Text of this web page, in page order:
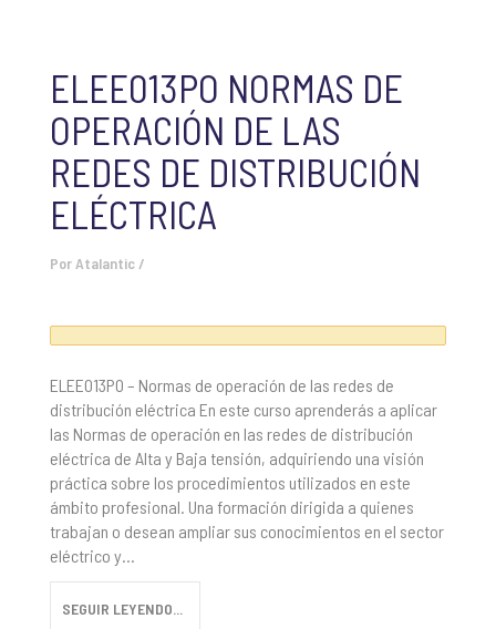
ELEE013PO NORMAS DE
OPERACIÓN DE LAS
REDES DE DISTRIBUCIÓN
ELÉCTRICA
Por Atalantic /
ELEE013PO – Normas de operación de las redes de
distribución eléctrica En este curso aprenderás a aplicar
las Normas de operación en las redes de distribución
eléctrica de Alta y Baja tensión, adquiriendo una visión
práctica sobre los procedimientos utilizados en este
ámbito profesional. Una formación dirigida a quienes
trabajan o desean ampliar sus conocimientos en el sector
eléctrico y...
SEGUIR LEYENDO...